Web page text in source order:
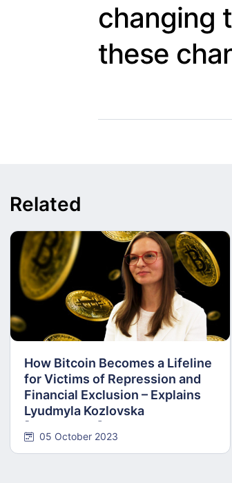
changing
these
Related
How Bitcoin Becomes a Lifeline
for Victims of Repression and
Financial Exclusion – Explains
Lyudmyla Kozlovska
05 October 2023